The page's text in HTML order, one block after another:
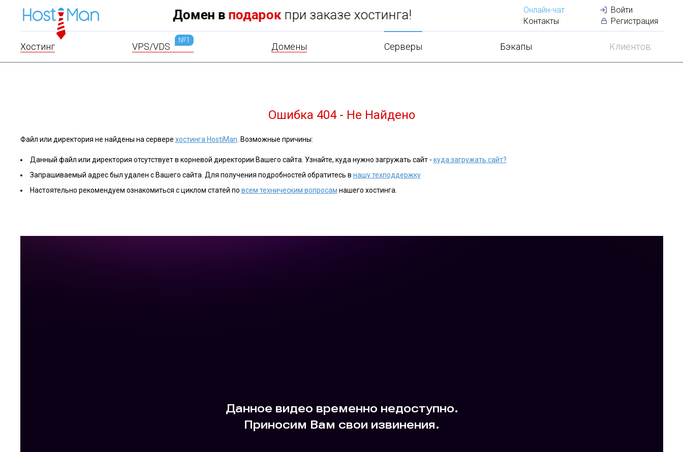
Онлайн-чат
Контакты
Войти
Регистрация
50+ серверовв 10 странах 100
Хостинг VPS/VDS
№1
Домены Cерверы Бэкапы Клиентов:
Ошибка 404 - Не Найдено
Файл или директория не найдены на сервере хостинга HostiMan . Возможные причины:
Данный файл или директория отсутствует в корневой директории Вашего сайта. Узнайте, куда нужно загружать сайт - куда загружать сайт?
Запрашиваемый адрес был удален с Вашего сайта. Для получения подробностей обратитесь в нашу техподдержку
Настоятельно рекомендуем ознакомиться с циклом статей по всем техническим вопросам нашего хостинга.